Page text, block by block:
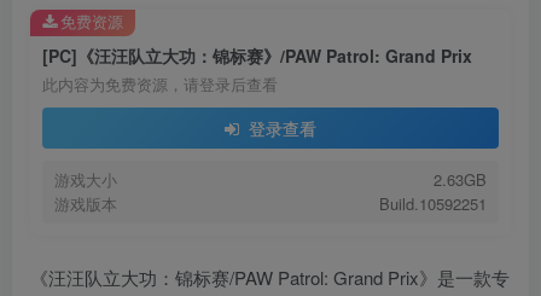
[PC]《汪汪队立大功：锦标赛》/PAW Patrol: Grand Prix
此内容为免费资源，请登录后查看
登录查看
游戏大小
2.63GB
游戏版本
Build.10592251
免费资源
《汪汪队立大功：锦标赛/PAW Patrol: Grand Prix》是一款专